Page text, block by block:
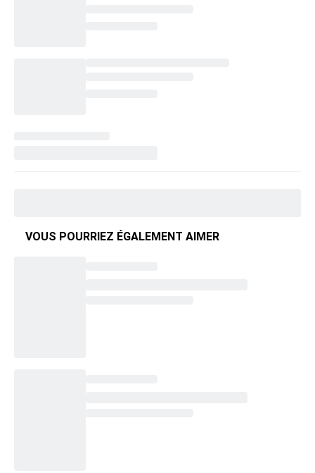
VOUS POURRIEZ ÉGALEMENT AIMER